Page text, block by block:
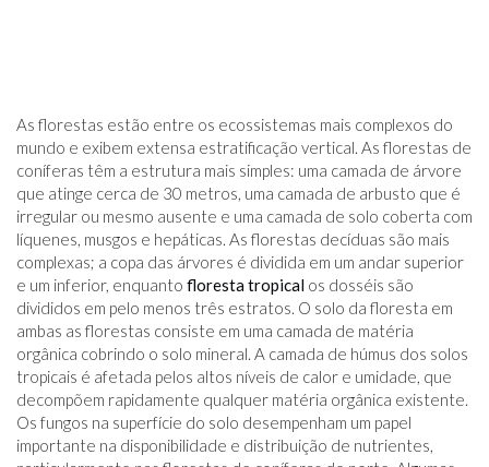
As florestas estão entre os ecossistemas mais complexos do
mundo e exibem extensa estratificação vertical. As florestas de
coníferas têm a estrutura mais simples: uma camada de árvore
que atinge cerca de 30 metros, uma camada de arbusto que é
irregular ou mesmo ausente e uma camada de solo coberta com
líquenes, musgos e hepáticas. As florestas decíduas são mais
complexas; a copa das árvores é dividida em um andar superior
e um inferior, enquanto floresta tropical os dosséis são
divididos em pelo menos três estratos. O solo da floresta em
ambas as florestas consiste em uma camada de matéria
orgânica cobrindo o solo mineral. A camada de húmus dos solos
tropicais é afetada pelos altos níveis de calor e umidade, que
decompõem rapidamente qualquer matéria orgânica existente.
Os fungos na superfície do solo desempenham um papel
importante na disponibilidade e distribuição de nutrientes,